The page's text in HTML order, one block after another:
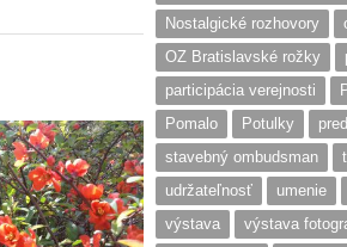
Nostalgické rozhovory
OZ Bratislavské rožky
participácia verejnosti
Pomalo
Potulky
stavebný ombudsman
udržateľnosť
umenie
výstava
výstava